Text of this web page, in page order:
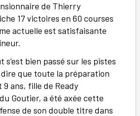
de Thierry
17 victoires en 60 courses
actuelle est satisfaisante
s’est bien passé sur les pistes
que toute la préparation
ans, fille de Ready
Goutier, a été axée cette
de son double titre dans